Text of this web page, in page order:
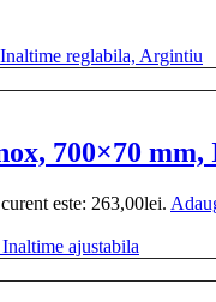
700×70
este: 263,00lei.